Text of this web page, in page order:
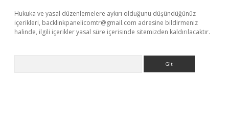
Hukuka ve yasal düzenlemelere aykırı olduğunu düşündüğünüz
içerikleri, backlinkpanelicomtr@gmail.com adresine bildirmeniz
halinde, ilgili içerikler yasal süre içerisinde sitemizden kaldırılacaktır.